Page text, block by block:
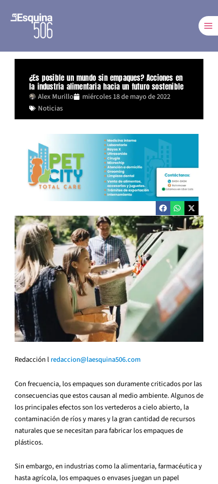
¿Es posible un mundo sin empaques? Acciones en
la industria alimentaria hacia un futuro sostenible
Alex Murillo
miércoles 18 de mayo de 2022
Noticias
Redacción l redaccion@laesquina506.com
Con frecuencia, los empaques son duramente criticados por las
consecuencias que estos causan al medio ambiente. Algunos de
los principales efectos son los vertederos a cielo abierto, la
contaminación de ríos y mares y la gran cantidad de recursos
naturales que se necesitan para fabricar los empaques de
plásticos.
Sin embargo, en industrias como la alimentaria, farmacéutica y
hasta agrícola, los empaques o envases juegan un papel